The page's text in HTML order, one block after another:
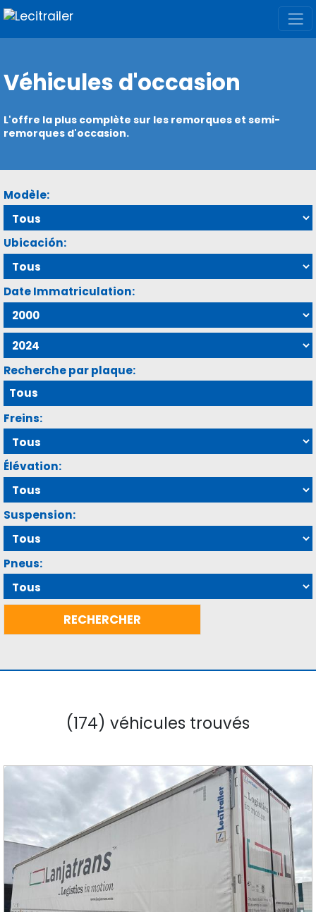
Véhicules d'occasion
L'offre la plus complète sur les remorques et semi-
remorques d'occasion.
Modèle:
Ubicación:
Date Immatriculation:
Recherche par plaque:
Freins:
Élévation:
Suspension:
Pneus:
(174) véhicules trouvés